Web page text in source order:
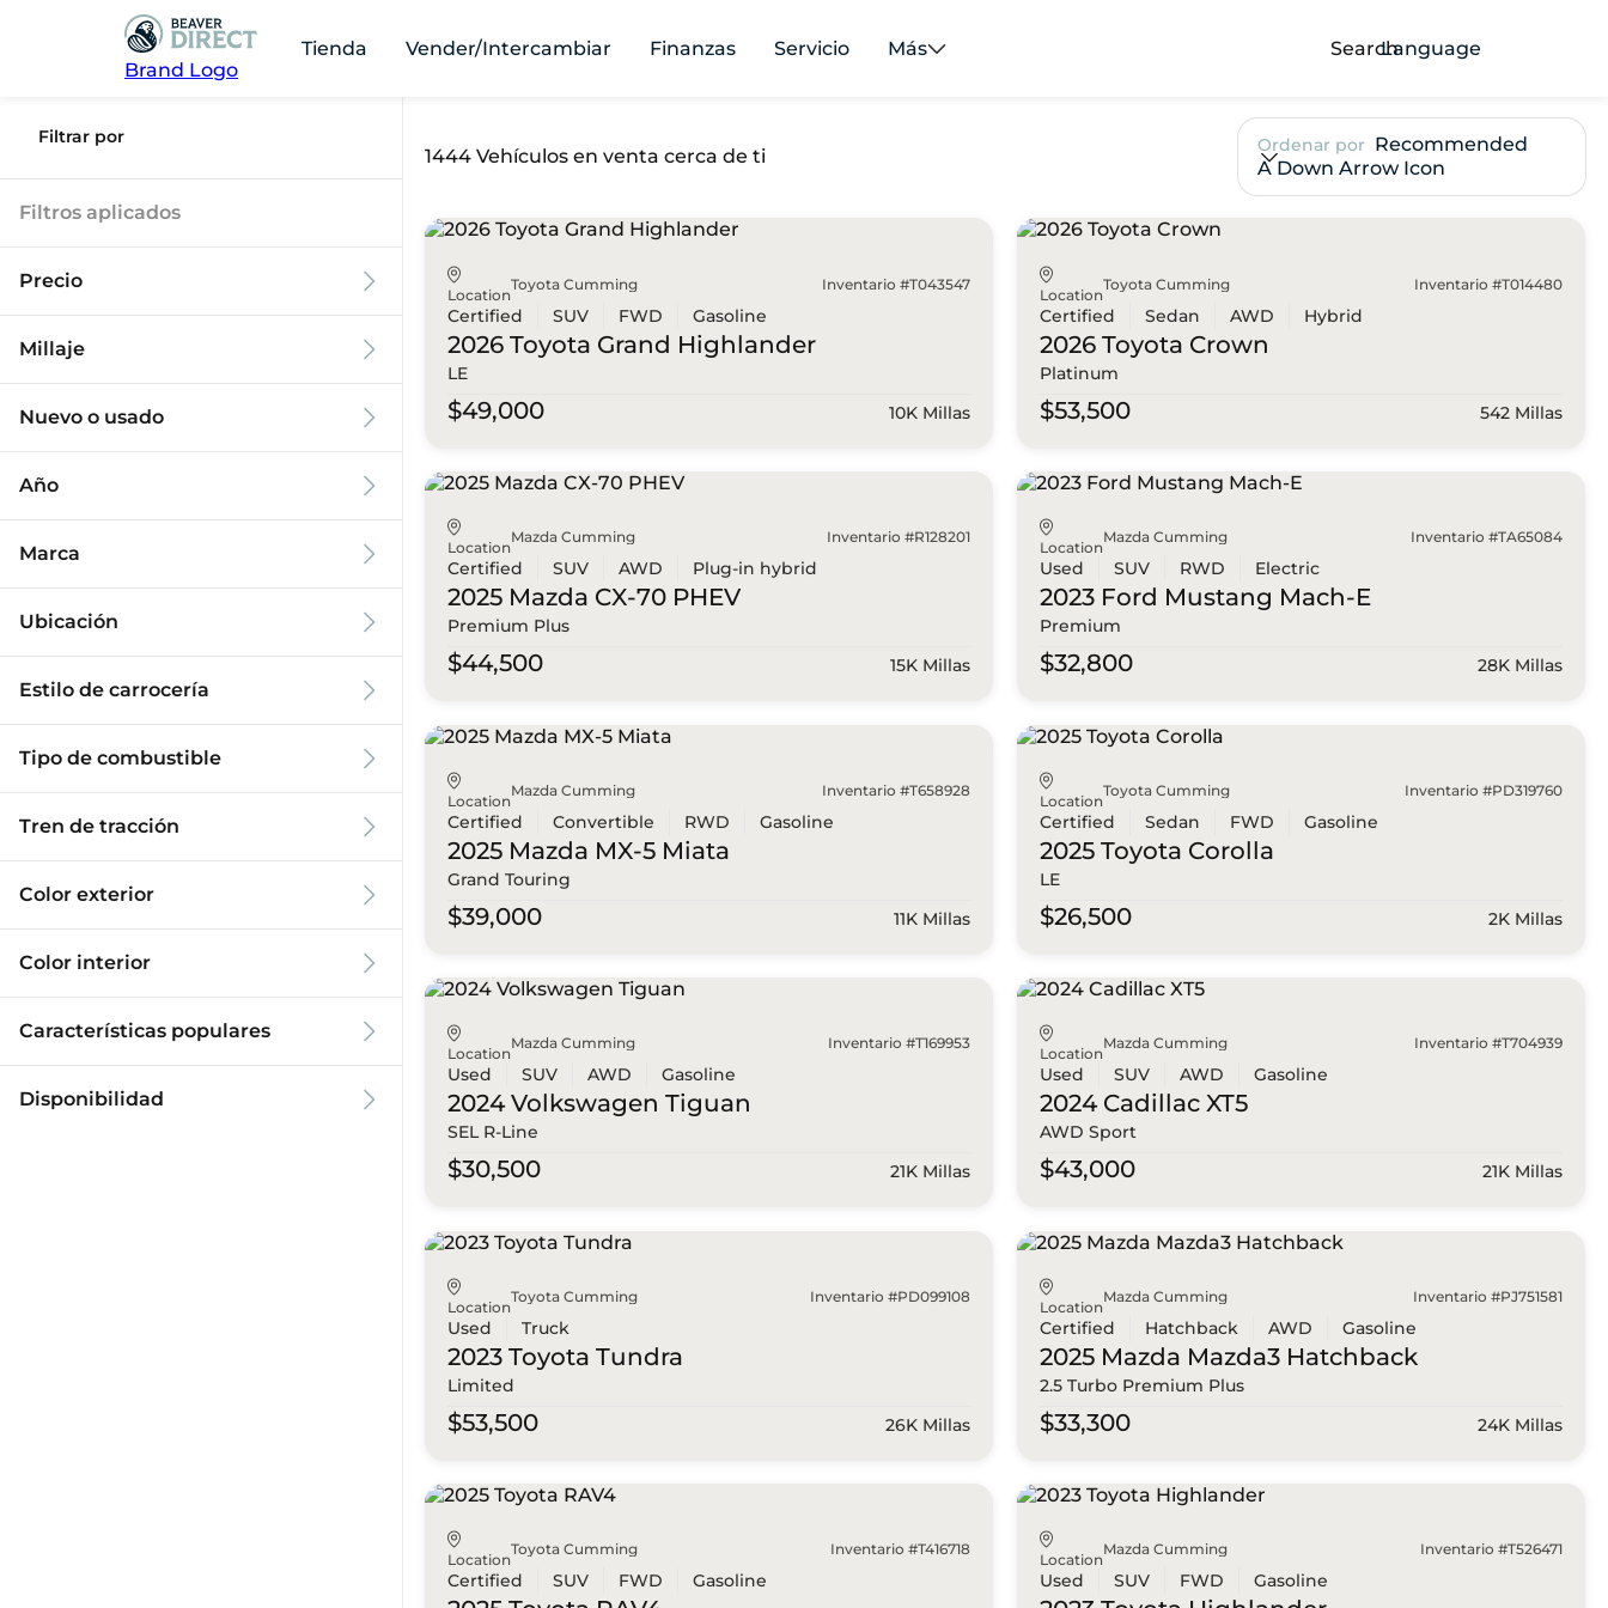
Brand Logo
Tienda Vender/Intercambiar Finanzas Servicio Más SearchLanguage
Filtrar por
Filtros aplicados
Precio
Millaje
Nuevo o usado
Año
Marca
Ubicación
Estilo de carrocería
Tipo de combustible
Tren de tracción
Color exterior
Color interior
Características populares
Disponibilidad
1444 Vehículos en venta cerca de ti Ordenar por Recommended
A Down Arrow Icon
Location
Toyota Cumming Inventario #T043547
Certified SUV FWD Gasoline
2026 Toyota Grand Highlander
LE
$49,000 10K Millas
Location
Toyota Cumming Inventario #T014480
Certified Sedan AWD Hybrid
2026 Toyota Crown
Platinum
$53,500 542 Millas
Location
Mazda Cumming Inventario #R128201
Certified SUV AWD Plug-in hybrid
2025 Mazda CX-70 PHEV
Premium Plus
$44,500 15K Millas
Location
Mazda Cumming Inventario #TA65084
Used SUV RWD Electric
2023 Ford Mustang Mach-E
Premium
$32,800 28K Millas
Location
Mazda Cumming Inventario #T658928
Certified Convertible RWD Gasoline
2025 Mazda MX-5 Miata
Grand Touring
$39,000 11K Millas
Location
Toyota Cumming Inventario #PD319760
Certified Sedan FWD Gasoline
2025 Toyota Corolla
LE
$26,500 2K Millas
Location
Mazda Cumming Inventario #T169953
Used SUV AWD Gasoline
2024 Volkswagen Tiguan
SEL R-Line
$30,500 21K Millas
Location
Mazda Cumming Inventario #T704939
Used SUV AWD Gasoline
2024 CadillacXT5
AWD Sport
$43,000 21K Millas
Location
Toyota Cumming Inventario #PD099108
Used Truck
2023 Toyota Tundra
Limited
$53,500 26K Millas
Location
Mazda Cumming Inventario #PJ751581
Certified Hatchback AWD Gasoline
2025 Mazda Mazda3 Hatchback
2.5 Turbo Premium Plus
$33,300 24K Millas
Location
Toyota Cumming Inventario #T416718
Certified SUV FWD Gasoline
Location
Mazda Cumming Inventario #T526471
Used SUV FWD Gasoline